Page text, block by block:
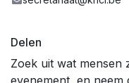
Delen
Zoek uit wat mensen